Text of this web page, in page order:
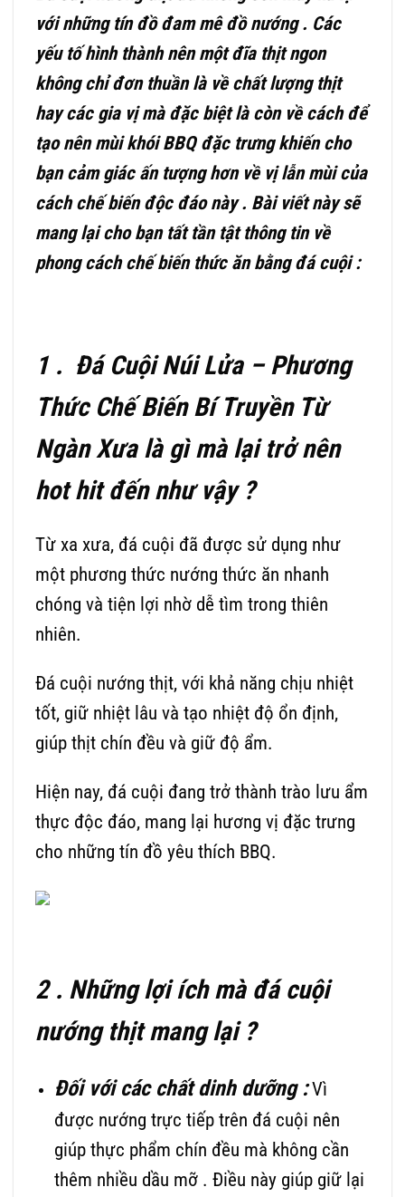
với những tín đồ đam mê đồ nướng . Các
yếu tố hình thành nên một đĩa thịt ngon
không chỉ đơn thuần là về chất lượng thịt
hay các gia vị mà đặc biệt là còn về cách để
tạo nên mùi khói BBQ đặc trưng khiến cho
bạn cảm giác ấn tượng hơn về vị lẫn mùi của
cách chế biến độc đáo này . Bài viết này sẽ
mang lại cho bạn tất tần tật thông tin về
phong cách chế biến thức ăn bằng đá cuội :
1 . Đá Cuội Núi Lửa – Phương
Thức Chế Biến Bí Truyền Từ
Ngàn Xưa là gì mà lại trở nên
hot hit đến như vậy ?
Từ xa xưa, đá cuội đã được sử dụng như
một phương thức nướng thức ăn nhanh
chóng và tiện lợi nhờ dễ tìm trong thiên
nhiên.
Đá cuội nướng thịt, với khả năng chịu nhiệt
tốt, giữ nhiệt lâu và tạo nhiệt độ ổn định,
giúp thịt chín đều và giữ độ ẩm.
Hiện nay, đá cuội đang trở thành trào lưu ẩm
thực độc đáo, mang lại hương vị đặc trưng
cho những tín đồ yêu thích BBQ.
2 . Những lợi ích mà đá cuội
nướng thịt mang lại ?
Đối với các chất dinh dưỡng :Vì
được nướng trực tiếp trên đá cuội nên
giúp thực phẩm chín đều mà không cần
thêm nhiều dầu mỡ . Điều này giúp giữ lại